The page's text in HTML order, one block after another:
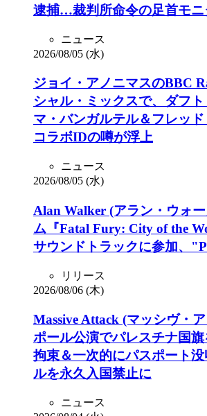
逮捕…裁判所命令の足首モニ
ニュース
2026/08/05 (水)
ジョイ・アノニマスのBBC
シャル・ミックスで、ダフ
マ・バンガルテル＆フレッ
コラボIDの噂が浮上
ニュース
2026/08/05 (水)
Alan Walker (アラン・ウォ
ム『Fatal Fury: City of the
サウンドトラックに参加、
リリース
2026/08/06 (木)
Massive Attack (マッシヴ・
ポール公演でパレスチナ国
拘束＆一次的にパスポート
ルを永久入国禁止に
ニュース